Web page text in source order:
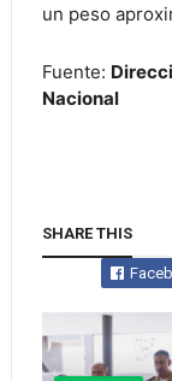
un peso
Fuente:
Nacional
SHARE THIS